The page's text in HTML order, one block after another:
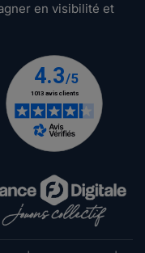
en visibilité et